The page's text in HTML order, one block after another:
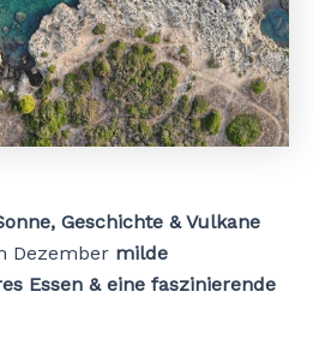
Geschichte & Vulkane
Dezember milde
Essen & eine faszinierende